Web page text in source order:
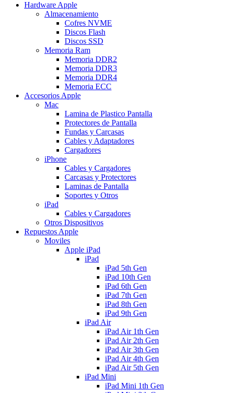
Hardware Apple
Almacenamiento
Cofres NVME
Discos Flash
Discos SSD
Memoria Ram
Memoria DDR2
Memoria DDR3
Memoria DDR4
Memoria ECC
Accesorios Apple
Mac
Lamina de Plastico Pantalla
Protectores de Pantalla
Fundas y Carcasas
Cables y Adaptadores
Cargadores
iPhone
Cables y Cargadores
Carcasas y Protectores
Laminas de Pantalla
Soportes y Otros
iPad
Cables y Cargadores
Otros Dispositivos
Repuestos Apple
Moviles
Apple iPad
iPad
iPad 5th Gen
iPad 10th Gen
iPad 6th Gen
iPad 7th Gen
iPad 8th Gen
iPad 9th Gen
iPad Air
iPad Air 1th Gen
iPad Air 2th Gen
iPad Air 3th Gen
iPad Air 4th Gen
iPad Air 5th Gen
iPad Mini
iPad Mini 1th Gen